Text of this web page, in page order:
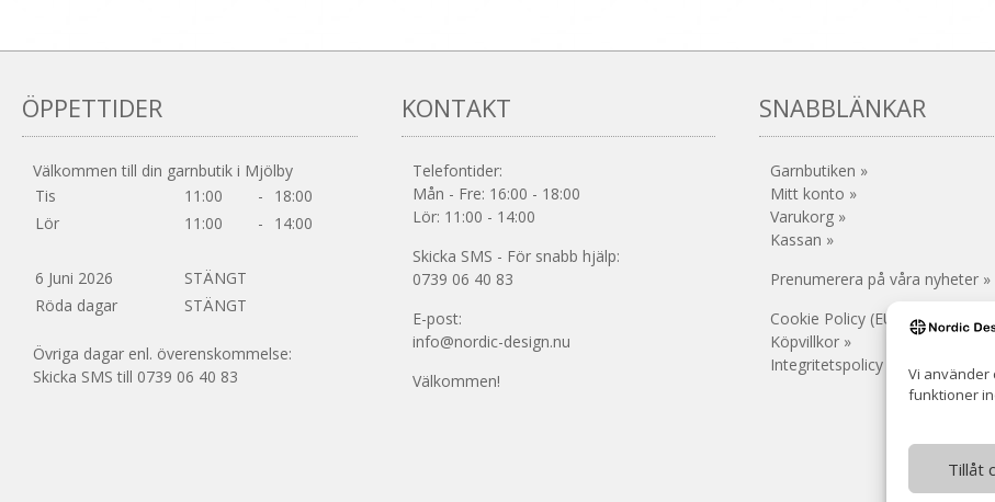
Vi
funktioner
Tillåt
ÖPPETTIDER
Välkommen till din garnbutik i Mjölby
Tis
11:00 -
18:00
Lör
11:00 - 14:00
6 Juni 2026
STÄNGT
Röda dagar
STÄNGT
Övriga dagar enl. överenskommelse:
Skicka SMS till 0739 06 40 83
KONTAKT
Telefontider:
Mån - Fre: 16:00 - 18:00
Lör: 11:00 - 14:00
Skicka SMS - För snabb hjälp:
0739 06 40 83
E-post:
info@nordic-design.nu
Välkommen!
SNABBLÄNKAR
Garnbutiken »
Mitt konto »
Varukorg »
Kassan »
Prenumerera på våra nyheter »
Cookie Policy (EU) »
Köpvillkor »
Integritetspolicy (GDPR) »